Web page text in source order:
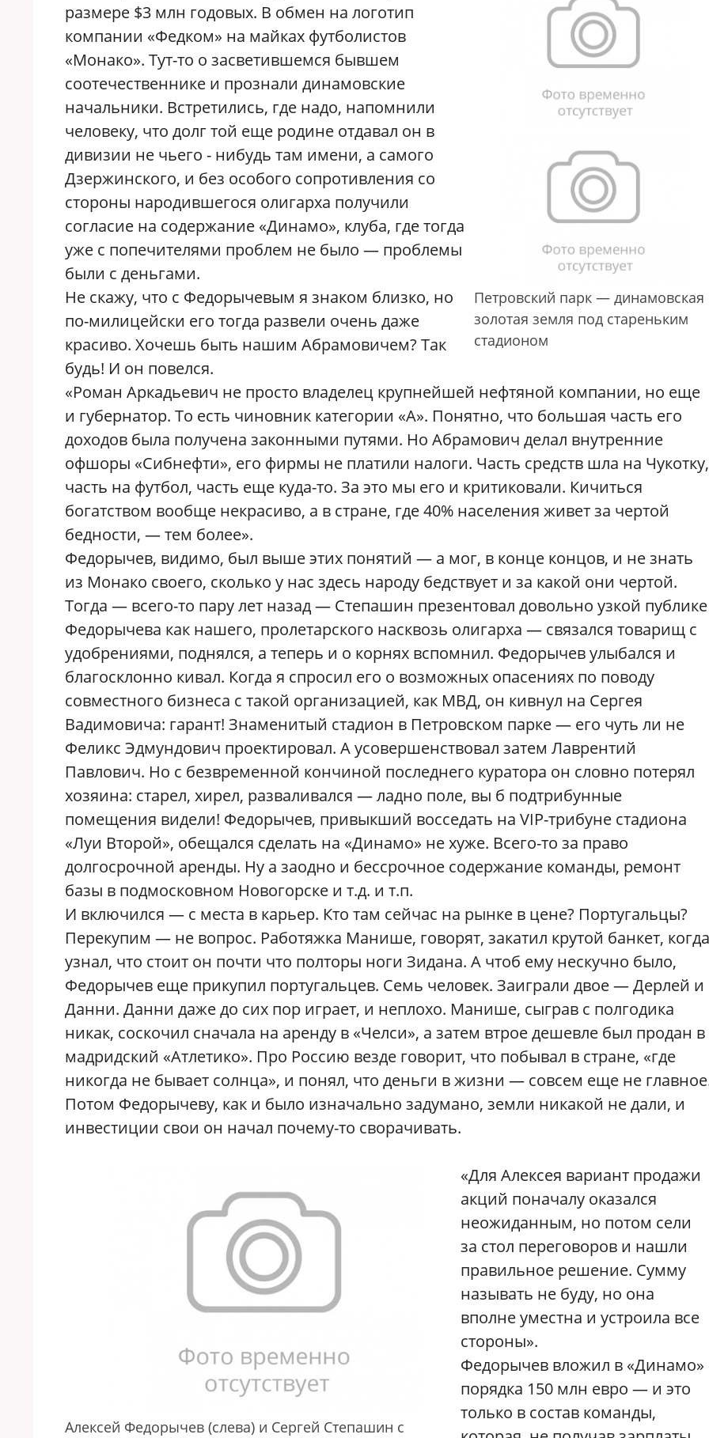
Петровский парк — динамовская
золотая земля под стареньким
стадионом
размере $3 млн годовых. В обмен на логотип
компании «Федком» на майках футболистов
«Монако». Тут-то о засветившемся бывшем
соотечественнике и прознали динамовские
начальники. Встретились, где надо, напомнили
человеку, что долг той еще родине отдавал он в
дивизии не чьего - нибудь там имени, а самого
Дзержинского, и без особого сопротивления со
стороны народившегося олигарха получили
согласие на содержание «Динамо», клуба, где тогда
уже с попечителями проблем не было — проблемы
были с деньгами.
Не скажу, что с Федорычевым я знаком близко, но
по-милицейски его тогда развели очень даже
красиво. Хочешь быть нашим Абрамовичем? Так
будь! И он повелся.
«Роман Аркадьевич не просто владелец крупнейшей нефтяной компании, но еще
и губернатор. То есть чиновник категории «А». Понятно, что большая часть его
доходов была получена законными путями. Но Абрамович делал внутренние
офшоры «Сибнефти», его фирмы не платили налоги. Часть средств шла на Чукотку,
часть на футбол, часть еще куда-то. За это мы его и критиковали. Кичиться
богатством вообще некрасиво, а в стране, где 40% населения живет за чертой
бедности, — тем более».
Федорычев, видимо, был выше этих понятий — а мог, в конце концов, и не знать
из Монако своего, сколько у нас здесь народу бедствует и за какой они чертой.
Тогда — всего-то пару лет назад — Степашин презентовал довольно узкой публике
Федорычева как нашего, пролетарского насквозь олигарха — связался товарищ с
удобрениями, поднялся, а теперь и о корнях вспомнил. Федорычев улыбался и
благосклонно кивал. Когда я спросил его о возможных опасениях по поводу
совместного бизнеса с такой организацией, как МВД, он кивнул на Сергея
Вадимовича: гарант! Знаменитый стадион в Петровском парке — его чуть ли не
Феликс Эдмундович проектировал. А усовершенствовал затем Лаврентий
Павлович. Но с безвременной кончиной последнего куратора он словно потерял
хозяина: старел, хирел, разваливался — ладно поле, вы б подтрибунные
помещения видели! Федорычев, привыкший восседать на VIP-трибуне стадиона
«Луи Второй», обещался сделать на «Динамо» не хуже. Всего-то за право
долгосрочной аренды. Ну а заодно и бессрочное содержание команды, ремонт
базы в подмосковном Новогорске и т.д. и т.п.
И включился — с места в карьер. Кто там сейчас на рынке в цене? Португальцы?
Перекупим — не вопрос. Работяжка Манише, говорят, закатил крутой банкет, когда
узнал, что стоит он почти что полторы ноги Зидана. А чтоб ему нескучно было,
Федорычев еще прикупил португальцев. Семь человек. Заиграли двое — Дерлей и
Данни. Данни даже до сих пор играет, и неплохо. Манише, сыграв с полгодика
никак, соскочил сначала на аренду в «Челси», а затем втрое дешевле был продан в
мадридский «Атлетико». Про Россию везде говорит, что побывал в стране, «где
никогда не бывает солнца», и понял, что деньги в жизни — совсем еще не
Потом Федорычеву, как и было изначально задумано, земли никакой не дали, и
инвестиции свои он начал почему-то сворачивать.
Алексей Федорычев (слева) и Сергей Степашин с
«Для Алексея вариант продажи
акций поначалу оказался
неожиданным, но потом сели
за стол переговоров и нашли
правильное решение. Сумму
называть не буду, но она
вполне уместна и устроила все
стороны».
Федорычев вложил в «Динамо»
порядка 150 млн евро — и это
только в состав команды,